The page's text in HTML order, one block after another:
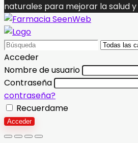
naturales para mejorar la salud
Search
for:
Acceder
Nombre de usuario
Contraseña
contraseña?
Recuerdame
Acceder